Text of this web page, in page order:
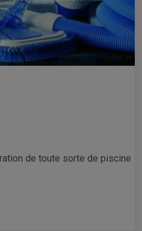
de toute sorte de piscine